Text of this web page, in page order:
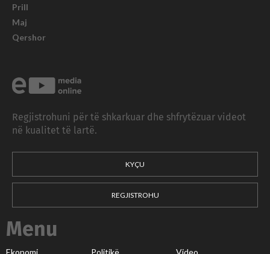
Prill
Maj
Qershor
Regjistrohuni për të shkarkuar dhe shfrytëzuar videot
në kualitet të lartë.
KYÇU
REGJISTROHU
Menu
Ekonomi Politikë Video